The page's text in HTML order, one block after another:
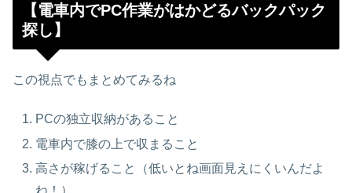
【電車内でPC作業がはかどるバックパック
探し】
この視点でもまとめてみるね
PCの独立収納があること
電車内で膝の上で収まること
高さが稼げること（低いとね画面見えにくいんだよ
ね！）